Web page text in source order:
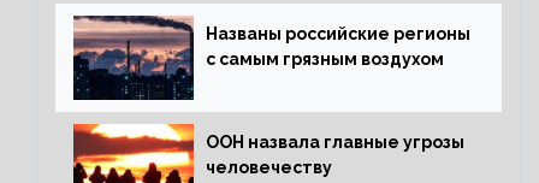
Названы российские регионы
с самым грязным воздухом
ООН назвала главные угрозы
человечеству